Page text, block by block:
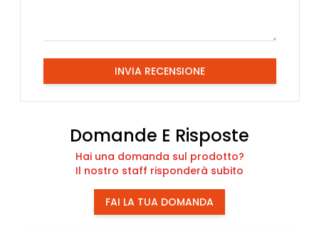
INVIA RECENSIONE
Domande E Risposte
Hai una domanda sul prodotto?
Il nostro staff risponderà subito
FAI LA TUA DOMANDA